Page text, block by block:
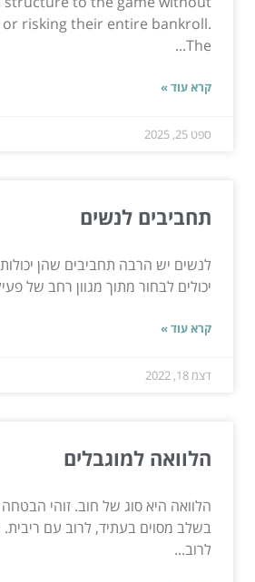
or risking their entire bankroll.
The...
קרא עוד »
ספט 25, 2025
תחביבים לנשים
לנשים יש הרבה תחביבים שהן
יכולים לבחור מתוך מגוון רחב של
קרא עוד »
דצמ 18, 2022
הלוואה למוגבלים
הלוואה היא סוג של חוב. זוהי
בשלב מסוים בעתיד, לרוב עם
לרוב...